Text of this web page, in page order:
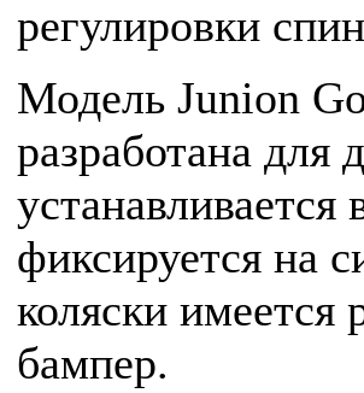
регулировки
Модель Junion
разработана для
фиксируется на
коляски имеется
бампер.